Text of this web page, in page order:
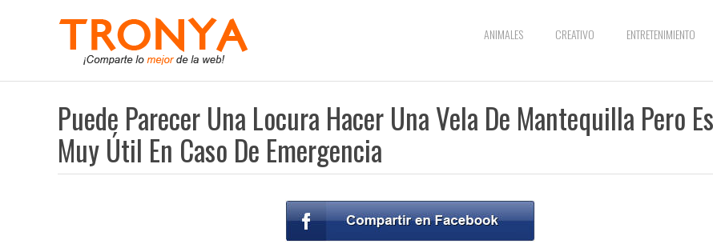
ANIMALES CREATIVO ENTRETENIMIENTO
Puede Parecer Una Locura Hacer Una Vela De Mantequilla Pero Es
Muy Útil En Caso De Emergencia